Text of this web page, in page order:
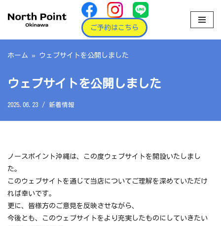
ン
テ
ツ
へ
ス
ご予約はこちら
ホーム » ウェブサイトを公開しました
ウェブサイトを公開しました
2025.06.23 新着情報
ノースポイント沖縄は、この度ウェブサイトを開設いたしまし
た。
このウェブサイトを通じて当店についてご理解を深めていただけ
れば幸いです。
更に、皆様方のご意見を反映させながら、
今後とも、このウェブサイトをより充実したものにしていきたい